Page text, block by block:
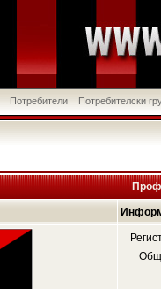
Потребители Потребителски